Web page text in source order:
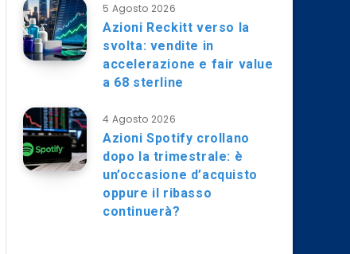
5 Agosto 2026
Azioni Reckitt verso la
svolta: vendite in
accelerazione e fair value
a 68 sterline
4 Agosto 2026
Azioni Spotify crollano
dopo la trimestrale: è
un’occasione d’acquisto
oppure il ribasso
continuerà?